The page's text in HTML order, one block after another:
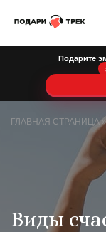
Подарите
ГЛАВНАЯ СТРАНИЦА
Виды